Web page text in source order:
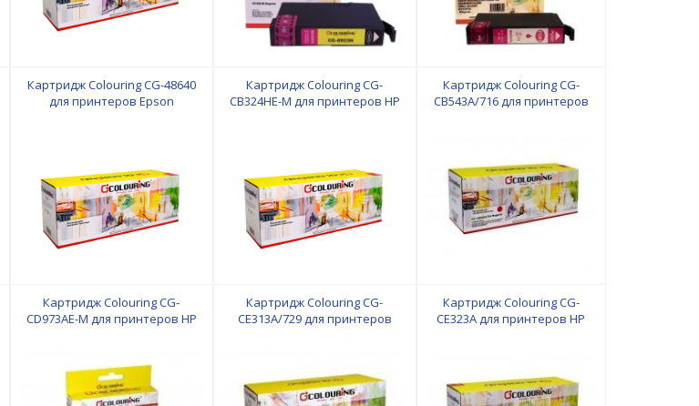
Картридж Colouring CG-48640
для принтеров Epson
Картридж Colouring CG-
CB324HE-M для принтеров HP
Картридж Colouring CG-
CB543A/716 для принтеров
Картридж Colouring CG-
CD973AE-M для принтеров HP
Картридж Colouring CG-
CE313A/729 для принтеров
Картридж Colouring CG-
CE323A для принтеров HP